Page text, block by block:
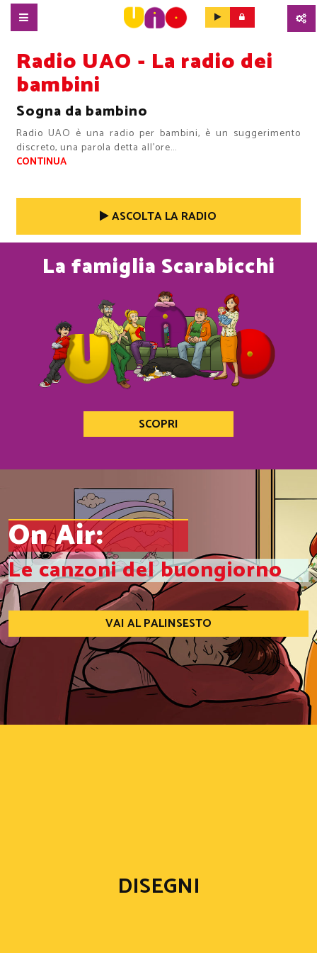
CONTENUTO
PRINCIPALE
Radio UAO - La radio dei
bambini
Sogna da bambino
Radio UAO è una radio per bambini, è un suggerimento
discreto, una parola detta all’ore...
CONTINUA
ASCOLTA LA RADIO
La famiglia Scarabicchi
SCOPRI
On Air:
Le canzoni del buongiorno
VAI AL PALINSESTO
DISEGNI